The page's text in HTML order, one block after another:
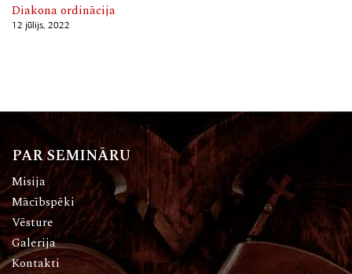
Diakona ordinācija
12 jūlijs, 2022
PAR SEMINĀRU
Misija
Mācībspēki
Vēsture
Galerija
Kontakti